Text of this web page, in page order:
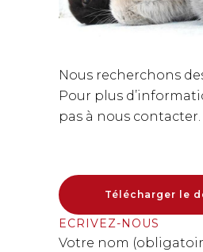
Nous recherchons
Pour plus
pas à nous contacter.
Télécharger le
ECRIVEZ-NOUS
Votre nom